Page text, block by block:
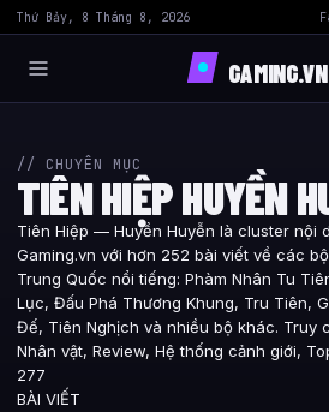
Thứ Bảy, 8 Tháng 8, 2026
GAMING.VN
// CHUYÊN MỤC
TIÊN HIỆP HUYỀN
Tiên Hiệp — Huyền Huyễn là cluster nội
Gaming.vn với hơn 252 bài viết về các
Trung Quốc nổi tiếng: Phàm Nhân Tu
Lục, Đấu Phá Thương Khung, Tru Tiên,
Đế, Tiên Nghịch và nhiều bộ khác. Truy
Nhân vật, Review, Hệ thống cảnh giới,
277
BÀI VIẾT